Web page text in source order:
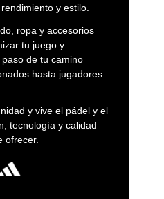
y estilo.
ropa y accesorios
tu juego y
de tu camino
hasta jugadores
y vive el pádel y el
tecnología y calidad
ofrecer.